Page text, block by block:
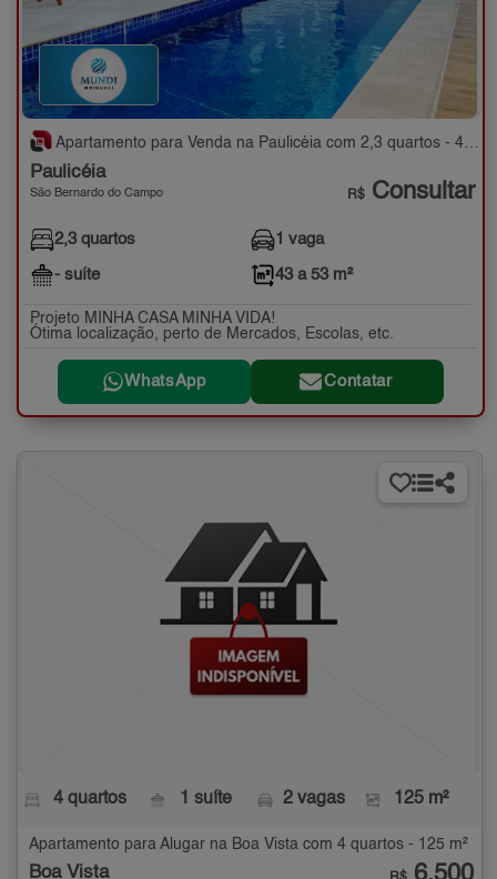
Apartamento para Venda na Paulicéia com 2,3 quartos - 43 a 53 m²
Paulicéia
São Bernardo do Campo R$ Consultar
2,3 quartos
- suíte
1 vaga
43 a 53 m²
Projeto MINHA CASA MINHA VIDA!
Ótima localização, perto de Mercados, Escolas, etc.
WhatsApp Contatar
4 quartos 1 suíte 2 vagas 125 m²
Apartamento para Alugar na Boa Vista com 4 quartos - 125 m²
Boa Vista